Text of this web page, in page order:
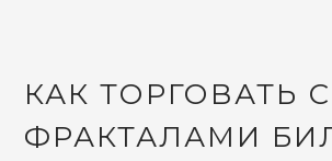
КАК ТОРГОВАТЬ С
ФРАКТАЛАМИ